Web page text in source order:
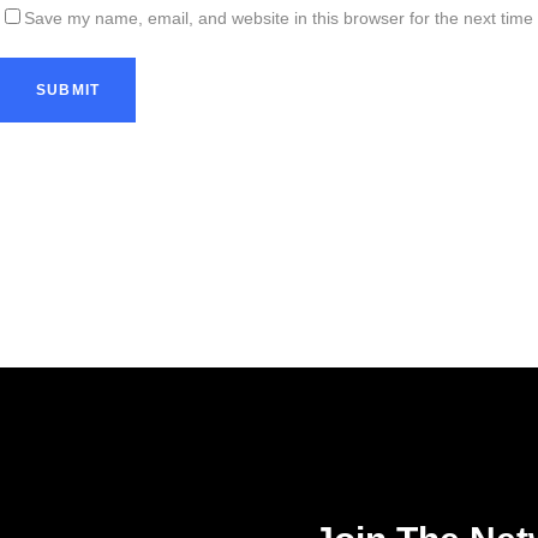
Save my name, email, and website in this browser for the next time